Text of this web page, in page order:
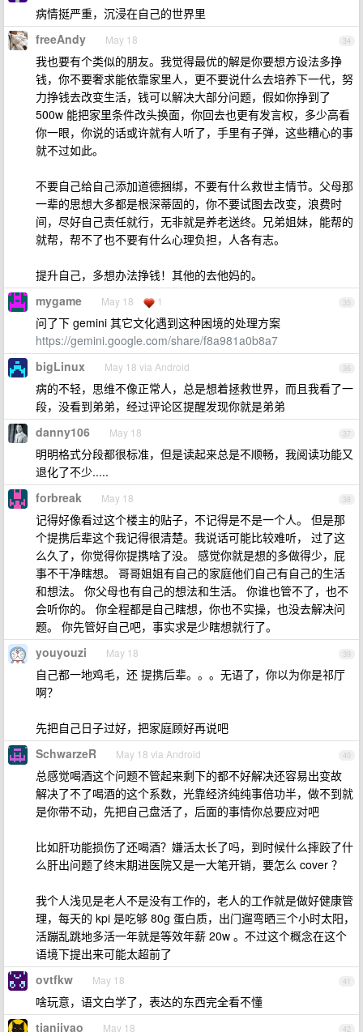
病情挺严重，沉浸在自己的世界里
34
freeAndy May 18
我也要有个类似的朋友。我觉得最优的解是你要想方设法多挣
钱，你不要奢求能依靠家里人，更不要说什么去培养下一代，努
力挣钱去改变生活，钱可以解决大部分问题，假如你挣到了
500w 能把家里条件改头换面，你回去也更有发言权，多少高看
你一眼，你说的话或许就有人听了，手里有子弹，这些糟心的事
就不过如此。
不要自己给自己添加道德捆绑，不要有什么救世主情节。父母那
一辈的思想大多都是根深蒂固的，你不要试图去改变，浪费时
间，尽好自己责任就行，无非就是养老送终。兄弟姐妹，能帮的
就帮，帮不了也不要有什么心理负担，人各有志。
提升自己，多想办法挣钱！其他的去他妈的。
35
mygame May 18 1
问了下 gemini 其它文化遇到这种困境的处理方案
https://gemini.google.com/share/f8a981a0b8a7
36
bigLinux May 18 via Android
病的不轻，思维不像正常人，总是想着拯救世界，而且我看了一
段，没看到弟弟，经过评论区提醒发现你就是弟弟
37
danny106 May 18
明明格式分段都很标准，但是读起来总是不顺畅，我阅读功能又
退化了不少.....
38
forbreak May 18
记得好像看过这个楼主的贴子，不记得是不是一个人。 但是那
个提携后辈这个我记得很清楚。我说话可能比较难听， 过了这
么久了，你觉得你提携啥了没。 感觉你就是想的多做得少，屁
事不干净瞎想。 哥哥姐姐有自己的家庭他们自己有自己的生活
和想法。 你父母也有自己的想法和生活。 你谁也管不了，也不
会听你的。 你全程都是自己瞎想，你也不实操，也没去解决问
题。 你先管好自己吧，事实求是少瞎想就行了。
39
youyouzi May 18
自己都一地鸡毛，还 提携后辈。。。无语了，你以为你是祁厅
啊？
先把自己日子过好，把家庭顾好再说吧
40
SchwarzeR May 18 via Android
总感觉喝酒这个问题不管起来剩下的都不好解决还容易出变故
解决了不了喝酒的这个系数，光靠经济纯纯事倍功半，做不到就
是你带不动，先把自己盘活了，后面的事情你总要应对吧
比如肝功能损伤了还喝酒？嫌活太长了吗，到时候什么摔跤了什
么肝出问题了终末期进医院又是一大笔开销，要怎么 cover ？
我个人浅见是老人不是没有工作的，老人的工作就是做好健康管
理，每天的 kpi 是吃够 80g 蛋白质，出门遛弯晒三个小时太阳，
活蹦乱跳地多活一年就是等效年薪 20w 。不过这个概念在这个
语境下提出来可能太超前了
41
ovtfkw May 18
啥玩意，语文白学了，表达的东西完全看不懂
42
tianjiyao May 18